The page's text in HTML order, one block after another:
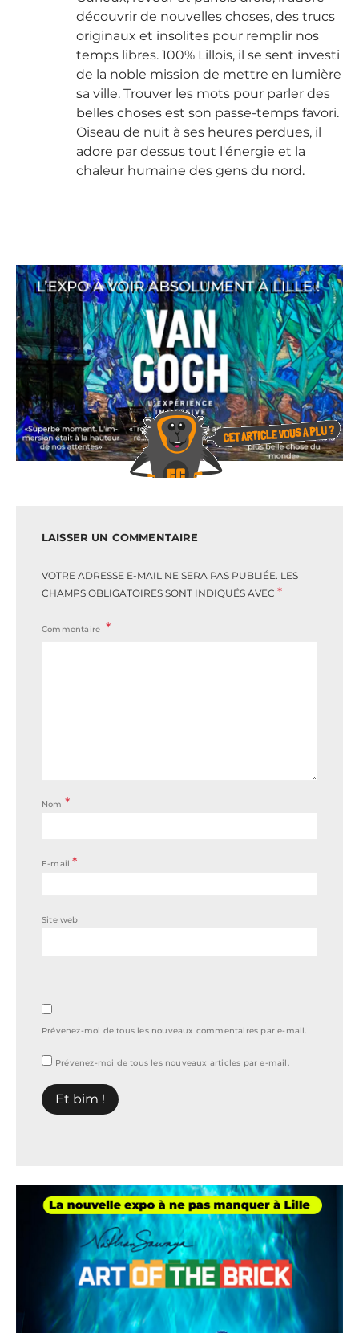
découvrir de nouvelles choses, des trucs
originaux et insolites pour remplir nos
temps libres. 100% Lillois, il se sent investi
de la noble mission de mettre en lumière
sa ville. Trouver les mots pour parler des
belles choses est son passe-temps favori.
Oiseau de nuit à ses heures perdues, il
adore par dessus tout l'énergie et la
chaleur humaine des gens du nord.
LAISSER UN COMMENTAIRE
VOTRE ADRESSE E-MAIL NE SERA PAS PUBLIÉE. LES
CHAMPS OBLIGATOIRES SONT INDIQUÉS AVEC *
Commentaire
Nom *
E-mail*
Site web
Prévenez-moi de tous les nouveaux commentaires par e-mail.
Prévenez-moi de tous les nouveaux articles par e-mail.